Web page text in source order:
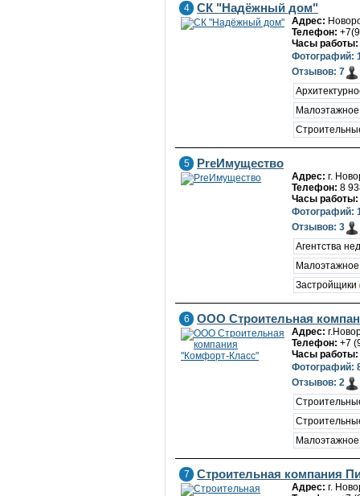
4 СК "Надёжный дом"
Адрес:
Телефон:
Часы работы:
Фотографий:
Отзывов: 7
5 PreИмущество
Адрес: г.
Телефон: 8
Часы работы:
Фотографий:
Отзывов: 3
Агентства
Застройщики
6 ООО Строительная
Адрес:
Телефон: +7
Часы работы:
Фотографий:
Отзывов: 2
7 Строительная компания
Адрес: г.